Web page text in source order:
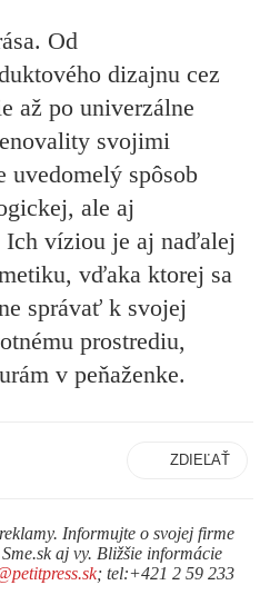
Od
dizajnu cez
až po univerzálne
svojimi
uvedomelý spôsob
ale aj
Ich víziou je aj naďalej
vďaka ktorej sa
správať k svojej
prostrediu,
v peňaženke.
ZDIEĽAŤ
Informujte o svojej firme
aj vy. Bližšie informácie
; tel:+421 2 59 233